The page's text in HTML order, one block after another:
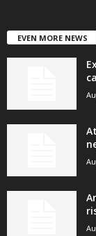
EVEN MORE NEWS